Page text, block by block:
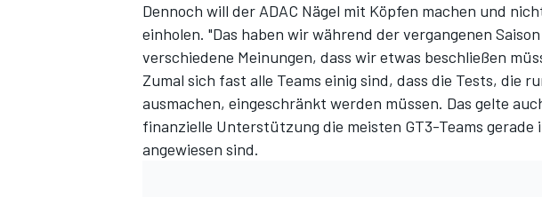
Dennoch will der ADAC Nägel mit Köpfen machen und
einholen. "Das haben wir während der vergangenen
verschiedene Meinungen, dass wir etwas beschließen
Zumal sich fast alle Teams einig sind, dass die Tests, die
ausmachen, eingeschränkt werden müssen. Das gelte
finanzielle Unterstützung die meisten GT3-Teams gerade
angewiesen sind.